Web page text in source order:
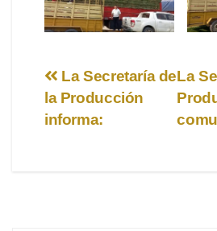
Navegación
de
La
La Secretaría de
la Producción
informa: